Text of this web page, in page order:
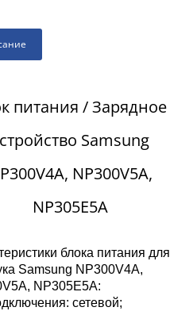
питания / Зарядное
Samsung
NP300V5A,
NP305E5A
блока питания для
Samsung NP300V4A,
NP305E5A:
сетевой;